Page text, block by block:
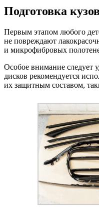
Подготовка
Первым этапом любого
не повреждают
и микрофибровых
Особое внимание следует
дисков рекомендуется
их защитным составом,